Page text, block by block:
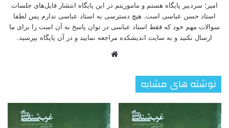
امیر؛ سردبیر پایگاه هستم و ماموریتم در این پایگاه انتشار فایل‌های جلسات
استاد حسن عباسی است. هیچ دسترسی به استاد عباسی ندارم پس لطفا
سوالات مهم خود که فقط استاد عباسی در توان پاسخ به آن است را برای ما
ارسال نکنید و به سایت اندیشکده مراجعه نمایید و در آن پایگاه بپرسید.
نوشته های مشابه